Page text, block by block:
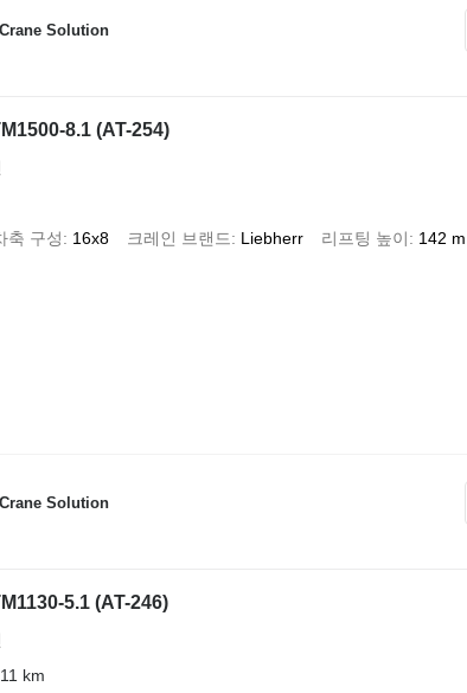
Crane Solution
8.1 (AT-254)
축 구성 16x8 크레인 브랜드 Liebherr 리프팅 높이 142 m
Crane Solution
5.1 (AT-246)
km